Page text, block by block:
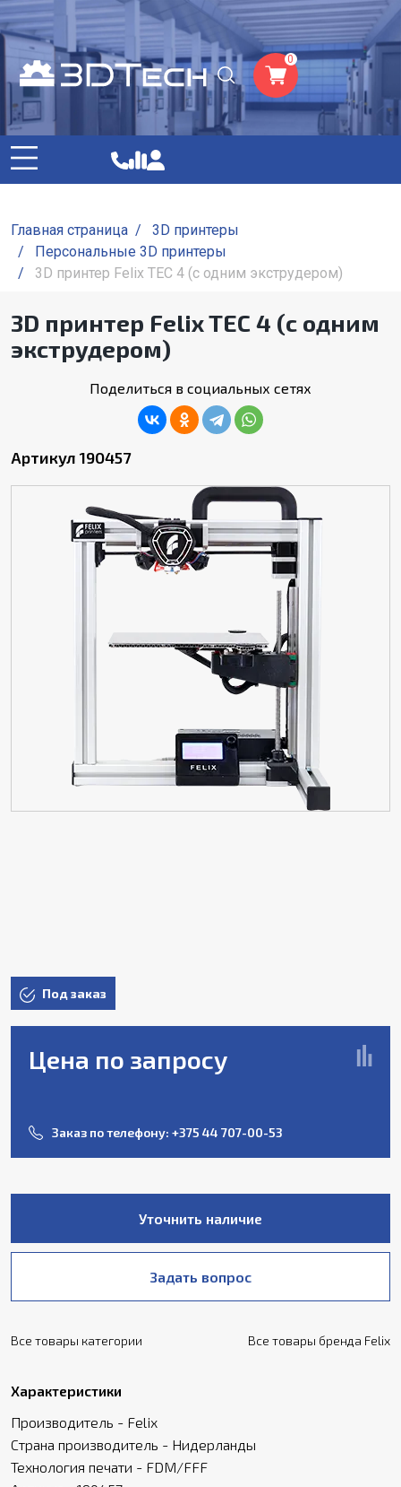
0
Главная страница /
3D принтеры
/
Персональные 3D принтеры
/
3D принтер Felix TEC 4 (с одним экструдером)
3D принтер Felix TEC 4 (с одним
экструдером)
Поделиться в социальных сетях
Артикул 190457
Под заказ
Цена по запросу
Заказ по телефону: +375 44 707-00-53
Уточнить наличие
Задать вопрос
Все товары категории Все товары бренда Felix
Характеристики
Производитель - Felix
Страна производитель - Нидерланды
Технология печати - FDM/FFF